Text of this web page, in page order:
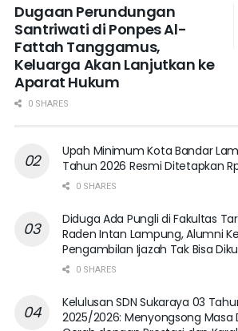
Dugaan Perundungan
Santriwati di Ponpes Al-
Fattah Tanggamus,
Keluarga Akan Lanjutkan ke
Aparat Hukum ‎
0 SHARES
Upah Minimum Kota Bandar
Tahun 2026 Resmi Ditetapkan
0 SHARES
Diduga Ada Pungli di Fakultas
Raden Intan Lampung, Alumni
Pengambilan Ijazah Tak Bisa
0 SHARES
Kelulusan SDN Sukaraya 03
2025/2026: Menyongsong Masa